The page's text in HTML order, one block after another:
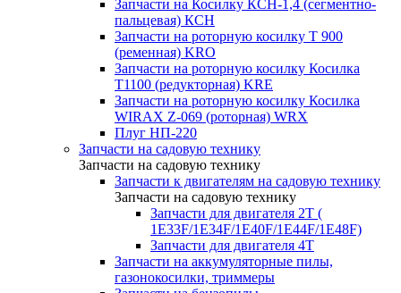
Запчасти на Косилку КСН-1,4 (сегментно-
пальцевая) КСН
Запчасти на роторную косилку T 900
(ременная) KRO
Запчасти на роторную косилку Косилка
T1100 (редукторная) KRE
Запчасти на роторную косилку Косилка
WIRAX Z-069 (роторная) WRX
Плуг НП-220
Запчасти на садовую технику
Запчасти на садовую технику
Запчасти к двигателям на садовую технику
Запчасти на садовую технику
Запчасти для двигателя 2Т (
1Е33F/1E34F/1Е40F/1E44F/1Е48F)
Запчасти для двигателя 4Т
Запчасти на аккумуляторные пилы,
газонокосилки, триммеры